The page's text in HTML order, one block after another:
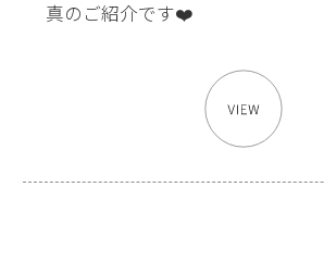
真のご紹介です❤️